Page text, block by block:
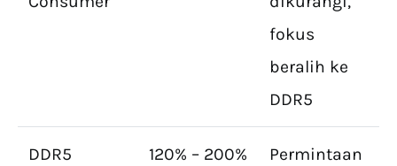
fokus
beralih ke
DDR5
DDR5
120% – 200%
Permintaan